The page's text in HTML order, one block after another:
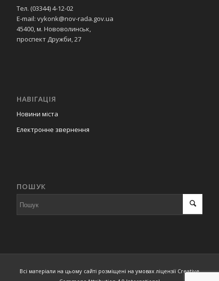
Тел. (03344) 4-12-02
E-mail: vykonk@nov-rada.gov.ua
45400, м. Нововолинськ,
проспект Дружби, 27
НАВІГАЦІЯ
Новини міста
Електронне звернення
ПОШУК
Всі матеріали на цьому сайті розміщені на умовах ліцензії Creative